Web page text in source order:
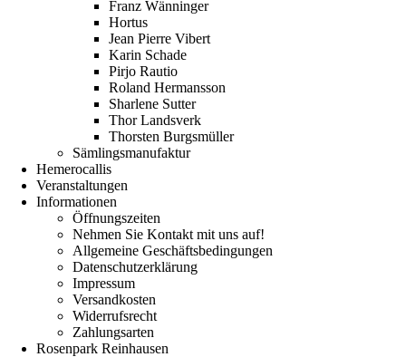
Franz Wänninger
Hortus
Jean Pierre Vibert
Karin Schade
Pirjo Rautio
Roland Hermansson
Sharlene Sutter
Thor Landsverk
Thorsten Burgsmüller
Sämlingsmanufaktur
Hemerocallis
Veranstaltungen
Informationen
Öffnungszeiten
Nehmen Sie Kontakt mit uns auf!
Allgemeine Geschäftsbedingungen
Datenschutzerklärung
Impressum
Versandkosten
Widerrufsrecht
Zahlungsarten
Rosenpark Reinhausen